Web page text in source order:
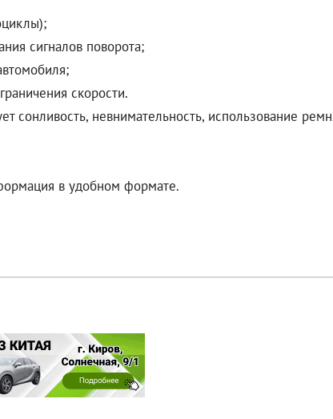
сигналов поворота;
скорости.
сонливость, невнимательность, использование
в удобном формате.